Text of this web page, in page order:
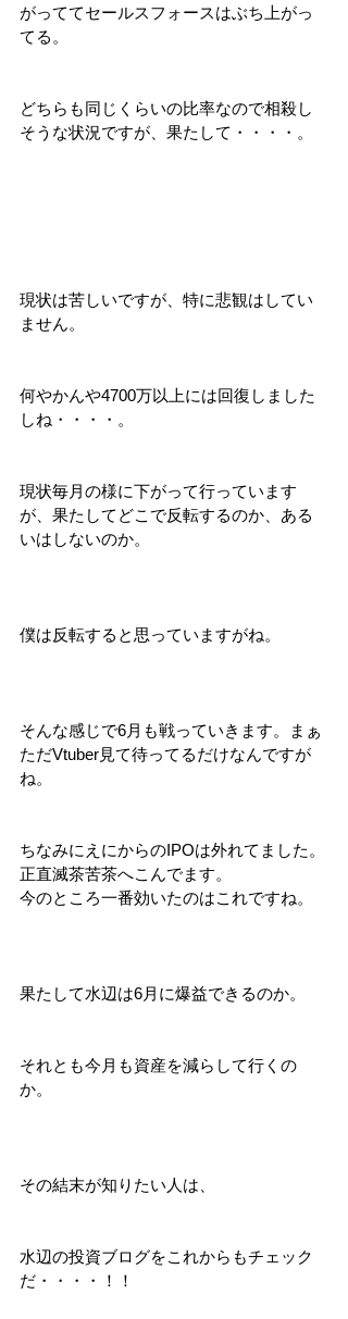
がっててセールスフォースはぶち上がっ
てる。
どちらも同じくらいの比率なので相殺し
そうな状況ですが、果たして・・・・。
現状は苦しいですが、特に悲観はしてい
ません。
何やかんや4700万以上には回復しました
しね・・・・。
現状毎月の様に下がって行っています
が、果たしてどこで反転するのか、ある
いはしないのか。
僕は反転すると思っていますがね。
そんな感じで6月も戦っていきます。まぁ
ただVtuber見て待ってるだけなんですが
ね。
ちなみにえにからのIPOは外れてました。
正直滅茶苦茶へこんでます。
今のところ一番効いたのはこれですね。
果たして水辺は6月に爆益できるのか。
それとも今月も資産を減らして行くの
か。
その結末が知りたい人は、
水辺の投資ブログをこれからもチェック
だ・・・・！！